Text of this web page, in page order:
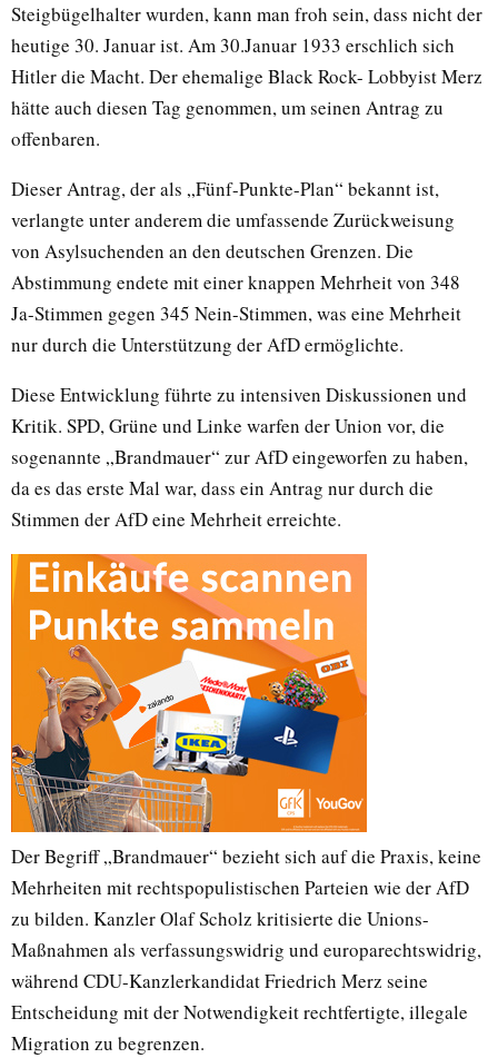
Steigbügelhalter wurden, kann man froh sein, dass nicht der
heutige 30. Januar ist. Am 30.Januar 1933 erschlich sich
Hitler die Macht. Der ehemalige Black Rock- Lobbyist Merz
hätte auch diesen Tag genommen, um seinen Antrag zu
offenbaren.
Dieser Antrag, der als „Fünf-Punkte-Plan“ bekannt ist,
verlangte unter anderem die umfassende Zurückweisung
von Asylsuchenden an den deutschen Grenzen. Die
Abstimmung endete mit einer knappen Mehrheit von 348
Ja-Stimmen gegen 345 Nein-Stimmen, was eine Mehrheit
nur durch die Unterstützung der AfD ermöglichte.
Diese Entwicklung führte zu intensiven Diskussionen und
Kritik. SPD, Grüne und Linke warfen der Union vor, die
sogenannte „Brandmauer“ zur AfD eingeworfen zu haben,
da es das erste Mal war, dass ein Antrag nur durch die
Stimmen der AfD eine Mehrheit erreichte.
Der Begriff „Brandmauer“ bezieht sich auf die Praxis, keine
Mehrheiten mit rechtspopulistischen Parteien wie der AfD
zu bilden. Kanzler Olaf Scholz kritisierte die Unions-
Maßnahmen als verfassungswidrig und europarechtswidrig,
während CDU-Kanzlerkandidat Friedrich Merz seine
Entscheidung mit der Notwendigkeit rechtfertigte, illegale
Migration zu begrenzen.